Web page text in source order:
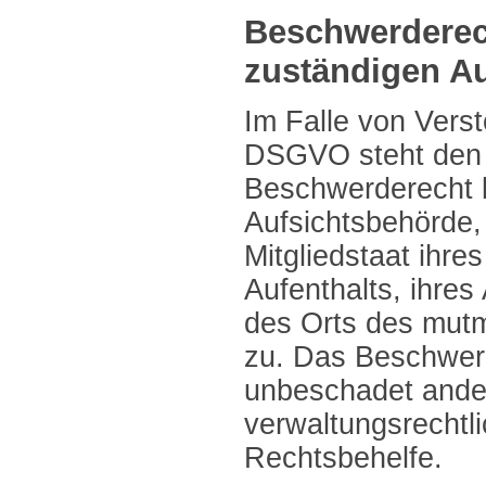
zuständigen
Im Falle von
DSGVO steht
Beschwerderecht
Mitgliedstaat
Aufenthalts, ihres
des Orts des
zu. Das
unbeschadet
Rechtsbehelfe.